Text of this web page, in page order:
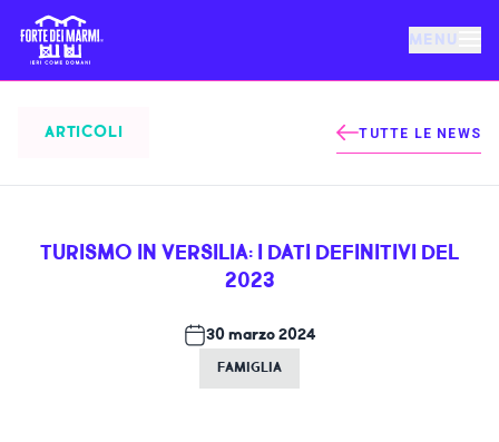
MENU
EVENTI
NOTIZIE
ARTICOLI TUTTE LE NEWS
TURISMO IN VERSILIA: I DATI DEFINITIVI DEL
2023
30 marzo 2024
FAMIGLIA